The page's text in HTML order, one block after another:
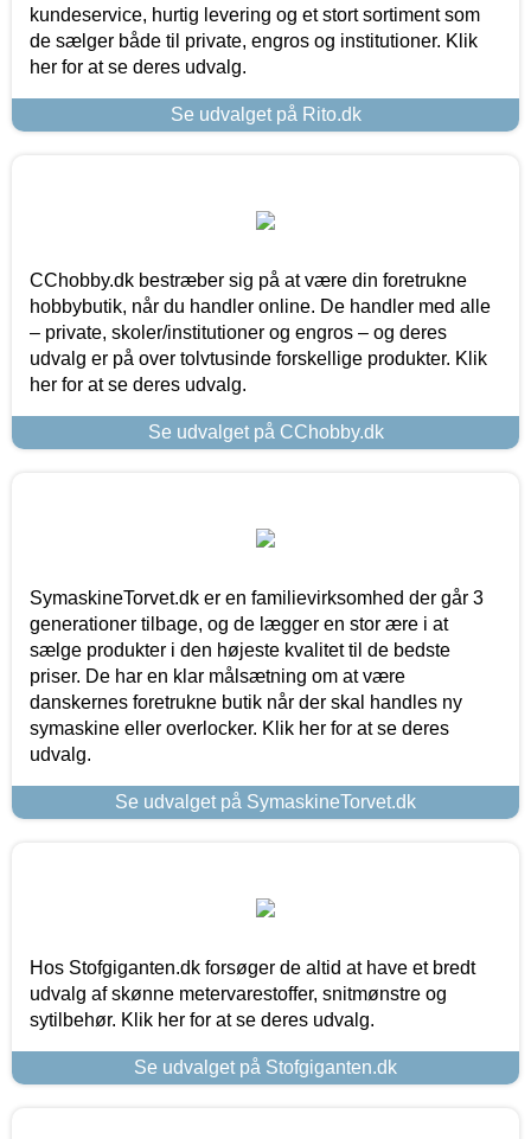
kundeservice, hurtig levering og et stort sortiment som
de sælger både til private, engros og institutioner. Klik
her for at se deres udvalg.
Se udvalget på Rito.dk
CChobby.dk bestræber sig på at være din foretrukne
hobbybutik, når du handler online. De handler med alle
– private, skoler/institutioner og engros – og deres
udvalg er på over tolvtusinde forskellige produkter. Klik
her for at se deres udvalg.
Se udvalget på CChobby.dk
SymaskineTorvet.dk er en familievirksomhed der går 3
generationer tilbage, og de lægger en stor ære i at
sælge produkter i den højeste kvalitet til de bedste
priser. De har en klar målsætning om at være
danskernes foretrukne butik når der skal handles ny
symaskine eller overlocker. Klik her for at se deres
udvalg.
Se udvalget på SymaskineTorvet.dk
Hos Stofgiganten.dk forsøger de altid at have et bredt
udvalg af skønne metervarestoffer, snitmønstre og
sytilbehør. Klik her for at se deres udvalg.
Se udvalget på Stofgiganten.dk